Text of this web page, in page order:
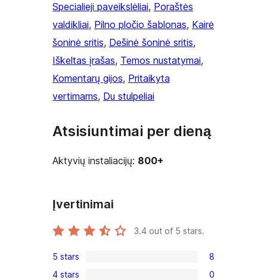
Specialieji paveikslėliai, Poraštės
valdikliai, Pilno pločio šablonas, Kairė
šoninė sritis, Dešinė šoninė sritis
Iškeltas įrašas, Temos nustatymai
Komentarų gijos, Pritaikyta
vertimams, Du stulpeliai
Atsisiuntimai per dieną
Aktyvių instaliacijų: 800+
Įvertinimai
3.4 out of 5 stars.
8
5 stars 8
4 stars 0